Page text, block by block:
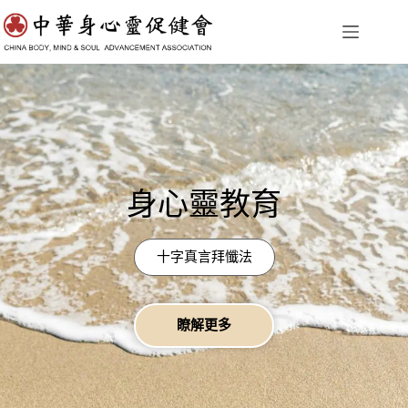
身心靈教育
十字真言拜懺法
瞭解更多